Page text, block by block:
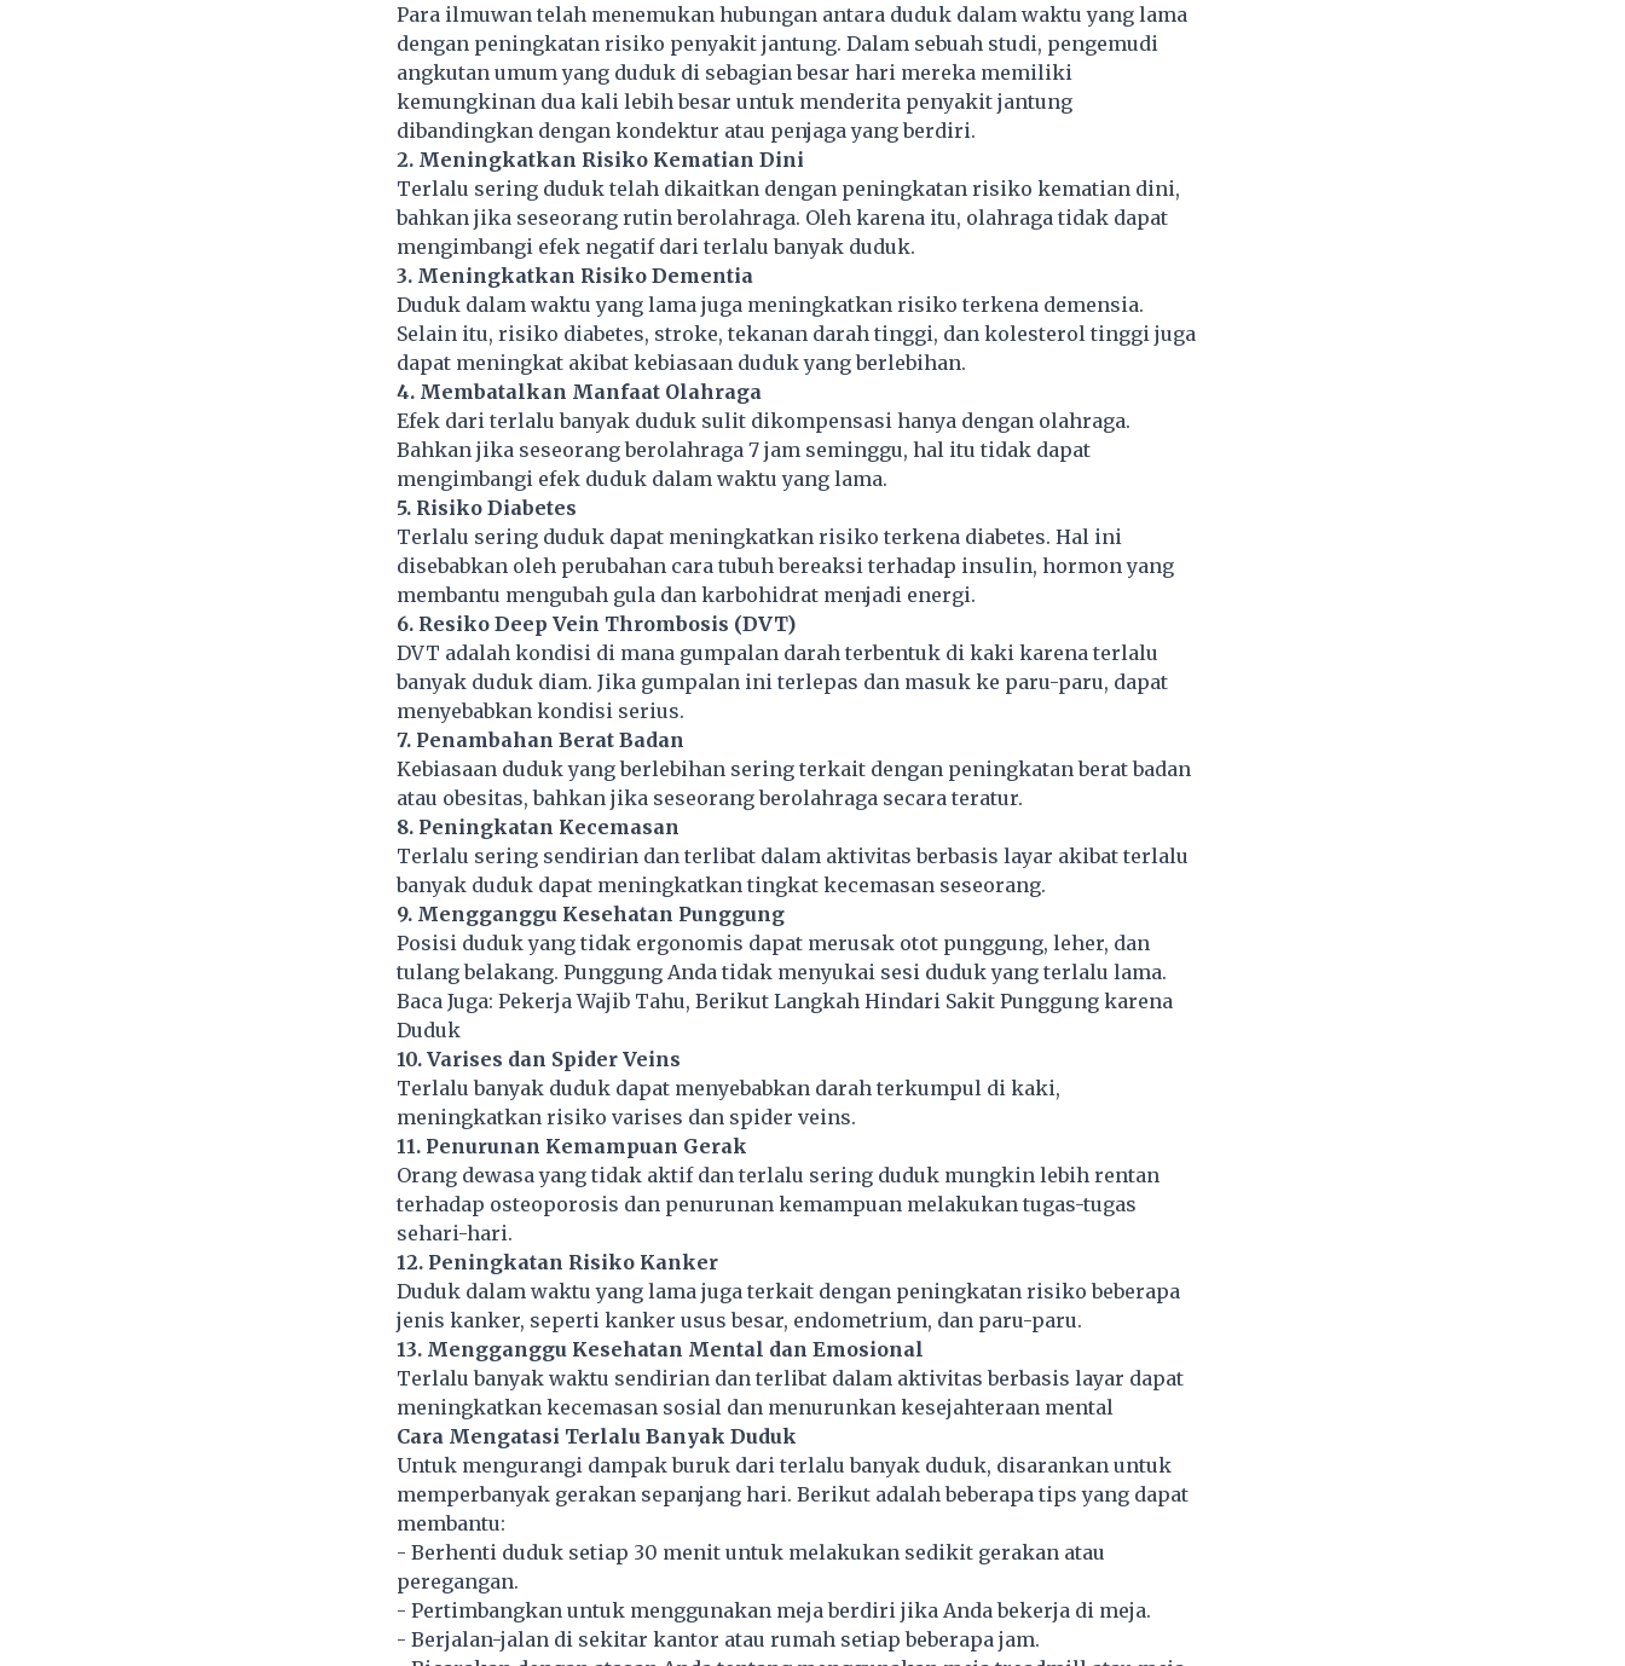
Para ilmuwan telah menemukan hubungan antara duduk dalam waktu yang lama
dengan peningkatan risiko penyakit jantung. Dalam sebuah studi, pengemudi
angkutan umum yang duduk di sebagian besar hari mereka memiliki
kemungkinan dua kali lebih besar untuk menderita penyakit jantung
dibandingkan dengan kondektur atau penjaga yang berdiri.
2. Meningkatkan Risiko Kematian Dini
Terlalu sering duduk telah dikaitkan dengan peningkatan risiko kematian dini,
bahkan jika seseorang rutin berolahraga. Oleh karena itu, olahraga tidak dapat
mengimbangi efek negatif dari terlalu banyak duduk.
3. Meningkatkan Risiko Dementia
Duduk dalam waktu yang lama juga meningkatkan risiko terkena demensia.
Selain itu, risiko diabetes, stroke, tekanan darah tinggi, dan kolesterol tinggi juga
dapat meningkat akibat kebiasaan duduk yang berlebihan.
4. Membatalkan Manfaat Olahraga
Efek dari terlalu banyak duduk sulit dikompensasi hanya dengan olahraga.
Bahkan jika seseorang berolahraga 7 jam seminggu, hal itu tidak dapat
mengimbangi efek duduk dalam waktu yang lama.
5. Risiko Diabetes
Terlalu sering duduk dapat meningkatkan risiko terkena diabetes. Hal ini
disebabkan oleh perubahan cara tubuh bereaksi terhadap insulin, hormon yang
membantu mengubah gula dan karbohidrat menjadi energi.
6. Resiko Deep Vein Thrombosis (DVT)
DVT adalah kondisi di mana gumpalan darah terbentuk di kaki karena terlalu
banyak duduk diam. Jika gumpalan ini terlepas dan masuk ke paru-paru, dapat
menyebabkan kondisi serius.
7. Penambahan Berat Badan
Kebiasaan duduk yang berlebihan sering terkait dengan peningkatan berat badan
atau obesitas, bahkan jika seseorang berolahraga secara teratur.
8. Peningkatan Kecemasan
Terlalu sering sendirian dan terlibat dalam aktivitas berbasis layar akibat terlalu
banyak duduk dapat meningkatkan tingkat kecemasan seseorang.
9. Mengganggu Kesehatan Punggung
Posisi duduk yang tidak ergonomis dapat merusak otot punggung, leher, dan
tulang belakang. Punggung Anda tidak menyukai sesi duduk yang terlalu lama.
Baca Juga: Pekerja Wajib Tahu, Berikut Langkah Hindari Sakit Punggung karena
Duduk
10. Varises dan Spider Veins
Terlalu banyak duduk dapat menyebabkan darah terkumpul di kaki,
meningkatkan risiko varises dan spider veins.
11. Penurunan Kemampuan Gerak
Orang dewasa yang tidak aktif dan terlalu sering duduk mungkin lebih rentan
terhadap osteoporosis dan penurunan kemampuan melakukan tugas-tugas
sehari-hari.
12. Peningkatan Risiko Kanker
Duduk dalam waktu yang lama juga terkait dengan peningkatan risiko beberapa
jenis kanker, seperti kanker usus besar, endometrium, dan paru-paru.
13. Mengganggu Kesehatan Mental dan Emosional
Terlalu banyak waktu sendirian dan terlibat dalam aktivitas berbasis layar dapat
meningkatkan kecemasan sosial dan menurunkan kesejahteraan mental
Cara Mengatasi Terlalu Banyak Duduk
Untuk mengurangi dampak buruk dari terlalu banyak duduk, disarankan untuk
memperbanyak gerakan sepanjang hari. Berikut adalah beberapa tips yang dapat
membantu:
- Berhenti duduk setiap 30 menit untuk melakukan sedikit gerakan atau
peregangan.
- Pertimbangkan untuk menggunakan meja berdiri jika Anda bekerja di meja.
- Berjalan-jalan di sekitar kantor atau rumah setiap beberapa jam.